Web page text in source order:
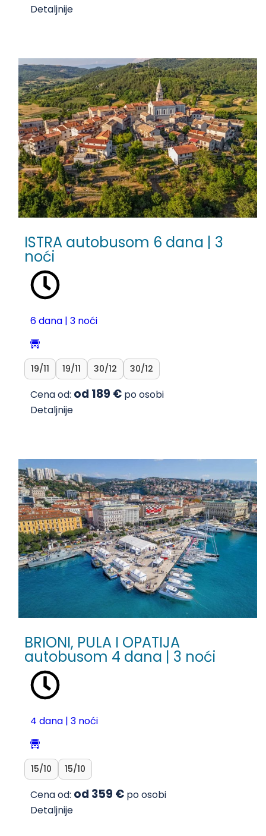
Detaljnije
ISTRA autobusom 6 dana | 3
noći
6 dana | 3 noći
19/11 19/11 30/12 30/12
Cena od: od 189 € po osobi
Detaljnije
BRIONI, PULA I OPATIJA
autobusom 4 dana | 3 noći
4 dana | 3 noći
15/10 15/10
Cena od: od 359 € po osobi
Detaljnije